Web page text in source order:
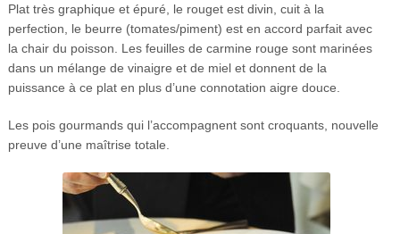
Plat très graphique et épuré, le rouget est divin, cuit à la
perfection, le beurre (tomates/piment) est en accord parfait avec
la chair du poisson. Les feuilles de carmine rouge sont marinées
dans un mélange de vinaigre et de miel et donnent de la
puissance à ce plat en plus d’une connotation aigre douce.
Les pois gourmands qui l’accompagnent sont croquants, nouvelle
preuve d’une maîtrise totale.